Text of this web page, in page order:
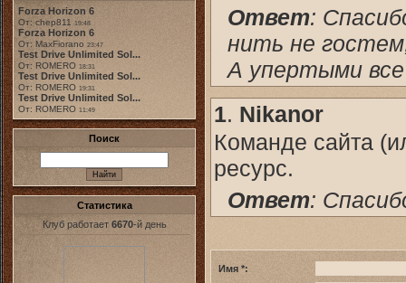
Forza Horizon 6
От: chep811 19:48
Forza Horizon 6
От: MaxFiorano 23:47
Test Drive Unlimited Sol...
От: ROMERO 18:31
Test Drive Unlimited Sol...
От: ROMERO 19:31
Test Drive Unlimited Sol...
От: ROMERO 11:49
Поиск
Статистика
Клуб работает 6670-й день
Ответ:
нить не
А упертыми
1. Nikanor
Команде сайта
ресурс.
Ответ:
Имя *: